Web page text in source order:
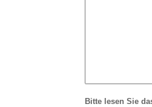
Bitte lesen Sie